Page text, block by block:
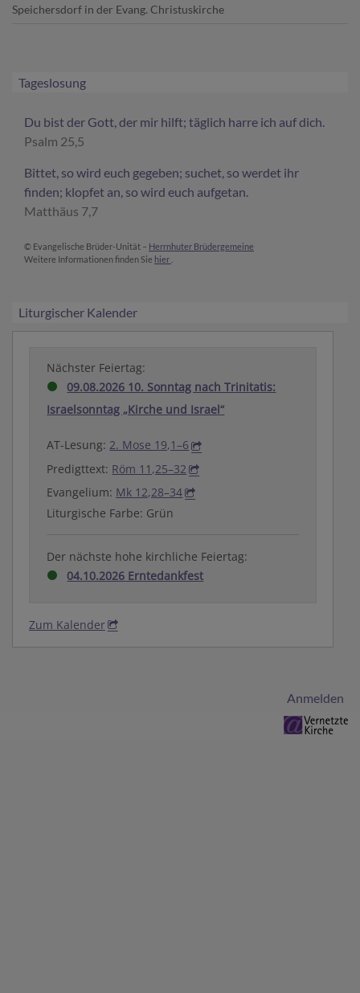
Speichersdorf in der Evang. Christuskirche
Tageslosung
Du bist der Gott, der mir hilft; täglich harre ich auf dich.
Psalm 25,5
Bittet, so wird euch gegeben; suchet, so werdet ihr
finden; klopfet an, so wird euch aufgetan.
Matthäus 7,7
© Evangelische Brüder-Unität – Herrnhuter Brüdergemeine
Weitere Informationen finden Sie hier
Liturgischer Kalender
Nächster Feiertag:
09.08.2026 10. Sonntag nach Trinitatis:
Israelsonntag „Kirche und Israel“
AT-Lesung: 2. Mose 19,1–6
Predigttext: Röm 11,25–32
Evangelium: Mk 12,28–34
Liturgische Farbe: Grün
Der nächste hohe kirchliche Feiertag:
04.10.2026 Erntedankfest
Zum Kalender
Anmelden